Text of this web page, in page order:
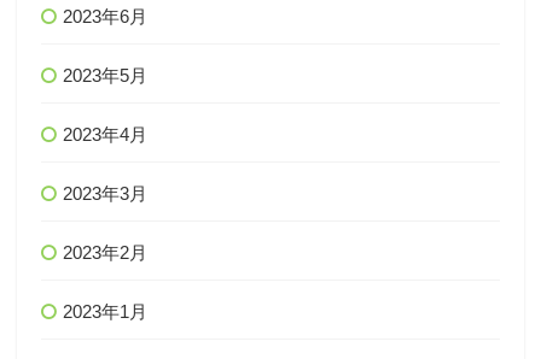
2023年6月
2023年5月
2023年4月
2023年3月
2023年2月
2023年1月